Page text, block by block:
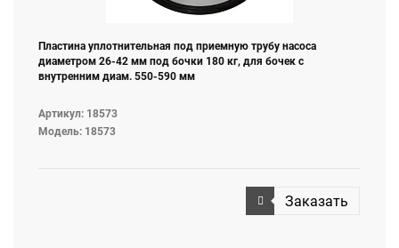
Пластина уплотнительная под приемную трубу насоса
диаметром 26-42 мм под бочки 180 кг, для бочек с
внутренним диам. 550-590 мм
Артикул: 18573
Модель: 18573
Заказать